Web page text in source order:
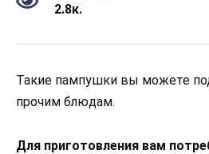
2.8к.
Такие пампушки вы можете
прочим блюдам.
Для приготовления вам